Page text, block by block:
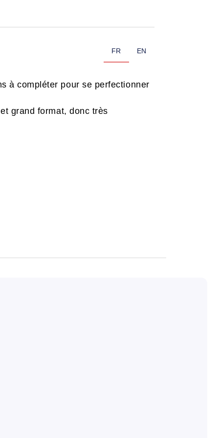
FR EN
à compléter pour se perfectionner
grand format, donc très